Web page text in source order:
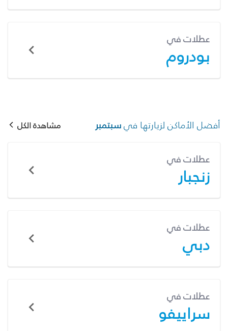
عطلات في
بودروم
أفضل الأماكن لزيارتها فيسبتمبر مشاهدة الكل
عطلات في
زنجبار
عطلات في
دبي
عطلات في
سراييفو